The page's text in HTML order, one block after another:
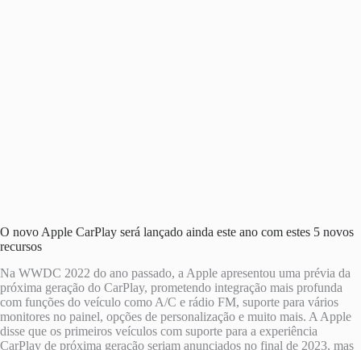
O novo Apple CarPlay será lançado ainda este ano com estes 5 novos
recursos
Na WWDC 2022 do ano passado, a Apple apresentou uma prévia da
próxima geração do CarPlay, prometendo integração mais profunda
com funções do veículo como A/C e rádio FM, suporte para vários
monitores no painel, opções de personalização e muito mais. A Apple
disse que os primeiros veículos com suporte para a experiência
CarPlay de próxima geração seriam anunciados no final de 2023, mas